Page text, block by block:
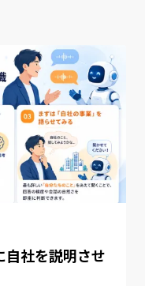
社を説明させ